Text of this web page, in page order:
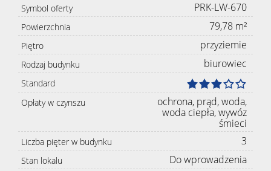
Symbol oferty PRK-LW-670
Powierzchnia 79,78 m²
Piętro przyziemie
Rodzaj budynku biurowiec
Standard
Opłaty w czynszu
ochrona, prąd, woda,
woda ciepła, wywóz
śmieci
Liczba pięter w budynku 3
Stan lokalu Do wprowadzenia